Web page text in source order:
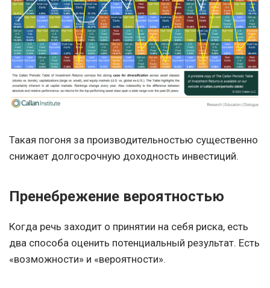
Такая погоня за производительностью существенно
снижает долгосрочную доходность инвестиций.
Пренебрежение вероятностью
Когда речь заходит о принятии на себя риска, есть
два способа оценить потенциальный результат. Есть
«возможности» и «вероятности».